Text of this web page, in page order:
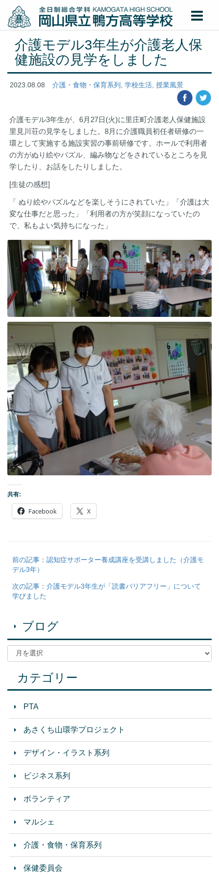
介護モデル3年生が介護老人保
健施設の見学をしました
2023.08.08 介護・食物・保育系列 学校生活 授業風景
介護モデル3年生が、6月27日(火)に里庄町介護老人保健施設
里見川荘の見学をしました。8月に介護職員初任者研修の一
環として実施する施設実習の事前研修です。ホールで利用者
の方がぬり絵やパズル、編み物などをされているところを見
学したり、お話をしたりしました。
[生徒の感想]
「 ぬり絵やパズルなどを楽しそうにされていた」「介護は大
変な仕事だと思った」「利用者の方が笑顔になっていたの
で、私もよい気持ちになった」
共有:
Facebook X
前の記事：認知症サポーター養成講座を受講しました（介護モ
デル3年）
次の記事：介護モデル3年生が「読書バリアフリー」について
学びました
ブログ
カテゴリー
PTA
あさくち山環学プロジェクト
デザイン・イラスト系列
ビジネス系列
ボランティア
マルシェ
介護・食物・保育系列
保健委員会